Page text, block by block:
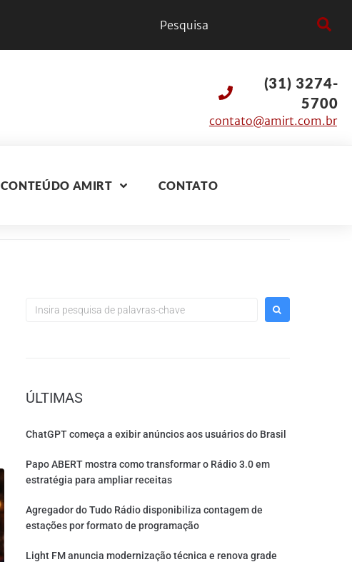
(31) 3274-
5700
contato@amirt.com.br
CONTEÚDO AMIRT CONTATO
ÚLTIMAS
ChatGPT começa a exibir anúncios aos usuários do Brasil
Papo ABERT mostra como transformar o Rádio 3.0 em
estratégia para ampliar receitas
Agregador do Tudo Rádio disponibiliza contagem de
estações por formato de programação
Light FM anuncia modernização técnica e renova grade